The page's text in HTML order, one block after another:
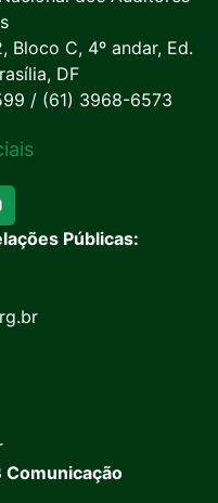
Bloco C, 4º andar, Ed.
DF
/ (61) 3968-6573
Públicas:
Comunicação